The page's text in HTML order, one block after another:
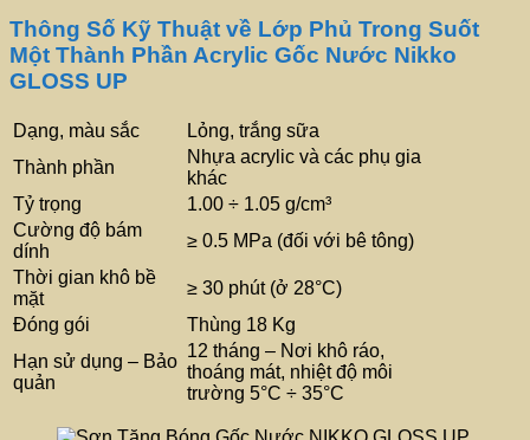
Thông Số Kỹ Thuật về Lớp Phủ Trong Suốt
Một Thành Phần Acrylic Gốc Nước Nikko
GLOSS UP
Dạng, màu sắc
Lỏng, trắng sữa
Thành phần
Nhựa acrylic và các phụ gia
khác
Tỷ trọng
1.00 ÷ 1.05 g/cm³
Cường độ bám
dính
≥ 0.5 MPa (đối với bê tông)
Thời gian khô bề
mặt
≥ 30 phút (ở 28°C)
Đóng gói
Thùng 18 Kg
Hạn sử dụng – Bảo
quản
12 tháng – Nơi khô ráo,
thoáng mát, nhiệt độ môi
trường 5°C ÷ 35°C